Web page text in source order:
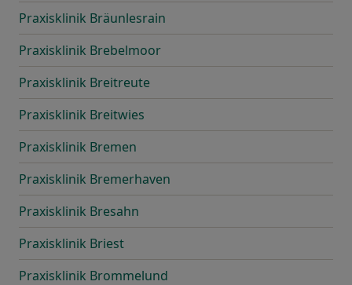
Praxisklinik Bräunlesrain
Praxisklinik Brebelmoor
Praxisklinik Breitreute
Praxisklinik Breitwies
Praxisklinik Bremen
Praxisklinik Bremerhaven
Praxisklinik Bresahn
Praxisklinik Briest
Praxisklinik Brommelund